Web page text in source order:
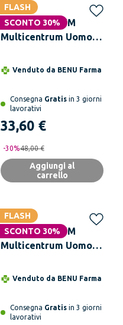
FLASH
SCONTO 30%
MULTICENTRUM
Multicentrum Uomo
Alimentare
Completo per Uomini
oltre 50 anni Formato
Convenienza 90
Compresse
Venduto da BENU Farma
Consegna Gratis in 3 giorni
lavorativi
33,60 €
-30%48,00 €
Aggiungi al
carrello
FLASH
SCONTO 30%
MULTICENTRUM
Multicentrum Uomo
Alimentare
Completo per Uomini
Fino ai 50 anni
Venduto da BENU Farma
Consegna Gratis in 3 giorni
lavorativi